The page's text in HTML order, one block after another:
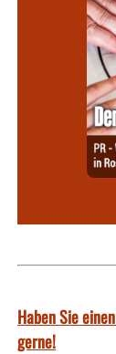
Haben Sie
gerne!